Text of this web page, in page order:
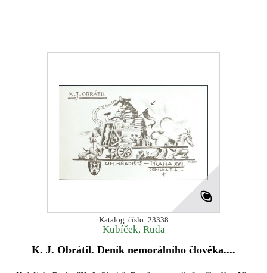
Katalog. číslo: 23338
Kubíček, Ruda
K. J. Obrátil. Deník nemorálního člověka....